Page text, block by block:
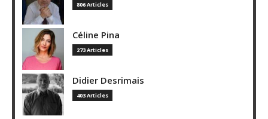
806 Articles
Céline Pina
273 Articles
Didier Desrimais
403 Articles